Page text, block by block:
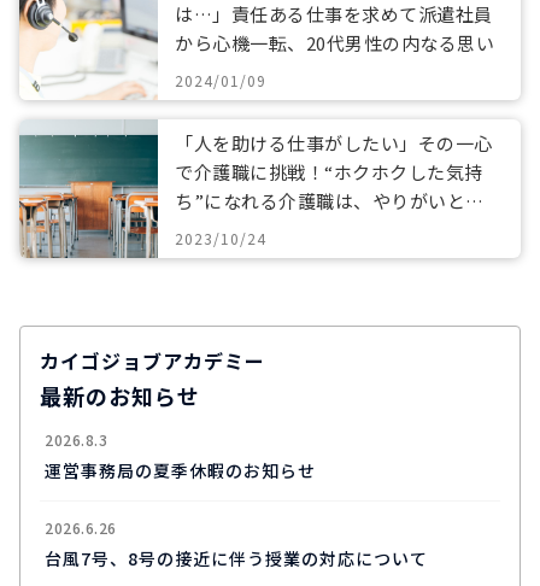
は…」責任ある仕事を求めて派遣社員
から心機一転、20代男性の内なる思い
2024/01/09
「人を助ける仕事がしたい」その一心
で介護職に挑戦！“ホクホクした気持
ち”になれる介護職は、やりがいと達
成感に満ちている
2023/10/24
カイゴジョブアカデミー
最新のお知らせ
2026.8.3
運営事務局の夏季休暇のお知らせ
2026.6.26
台風7号、8号の接近に伴う授業の対応について